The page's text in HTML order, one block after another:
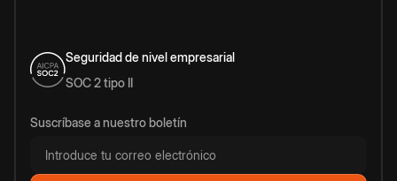
Seguridad de nivel empresarial
SOC 2 tipo II
Suscríbase a nuestro boletín